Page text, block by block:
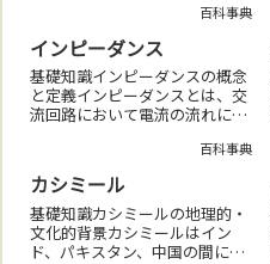
取った存在である。アダムの最
初の妻としてのリリス「ベン・
シラのアルファベット」に記述
されるリリスは、アダムの最初
の妻としてエデン...
百科事典
インピーダンス
基礎知識インピーダンスの概念
と定義インピーダンスとは、交
流回路において電流の流れに対
抗、誘導性リアクタンス、容量
性リアクタンスを統合した複素
数で表される。インピーダンス
の発展の歴史インピーダンスの
概念は19世紀後...
百科事典
カシミール
基礎知識カシミールの地理的・
文化的背景カシミールはイン
ド、パキスタン、中国の間に位